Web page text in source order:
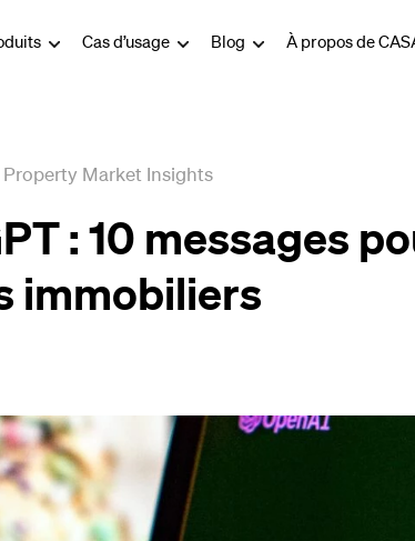
Cas d’usage Blog À propos de
Property Market Insights
: 10 messages
immobiliers